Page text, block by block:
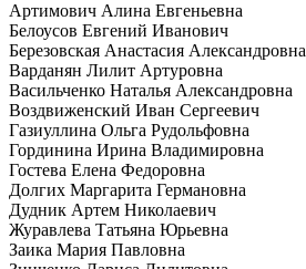
Артимович Алина Евгеньевна
Белоусов Евгений Иванович
Березовская Анастасия Александровна
Варданян Лилит Артуровна
Васильченко Наталья Александровна
Воздвиженский Иван Сергеевич
Газиуллина Ольга Рудольфовна
Гординина Ирина Владимировна
Гостева Елена Федоровна
Долгих Маргарита Германовна
Дудник Артем Николаевич
Журавлева Татьяна Юрьевна
Заика Мария Павловна